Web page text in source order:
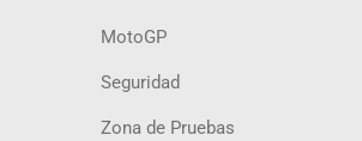
MotoGP
Seguridad
Zona de Pruebas